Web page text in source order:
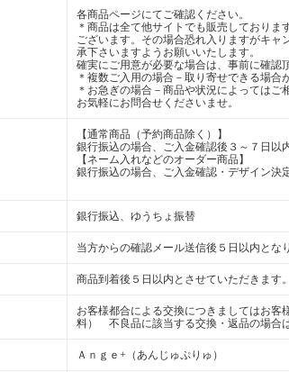
各商品ページにてご確認ください。
＊商品は全て他サイトでも販売しており
ございます。その場合恐れ入りますがキャ
承下さいますようお願いいたします。
確実にご用意が必要な場合は、事前に確認
＊複数ご入用の場合－取り寄せできる場合
＊お急ぎの場合－商品や状況によってはご
お気軽にお問合せくださいませ。
【通常商品（予約商品除く）】
銀行振込の場合、ご入金確認後３～７日以
【ネーム入れなどのオーダー商品】
銀行振込の場合、ご入金確認・デザイン決
銀行振込、ゆうちょ振替
当方からの確認メール送信後５日以内とな
商品到着後５日以内とさせていただきます。
お客様都合による交換につきましてはお客
料） 不良品に該当する交換・返品の場合
Ａｎｇｅ+（あんじゅぷりゅ）